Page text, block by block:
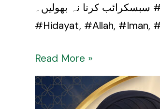
سبسکرائب کرنا نہ بھولیں۔ #Taqwa, #Tauba, #Gunah, #IslamicBayan, #IslamicReminder, #Quran, #AhlulBayt, #Islam, #Deen,
#Hidayat, #Allah, #Iman,
Read More »
Kya
Aap